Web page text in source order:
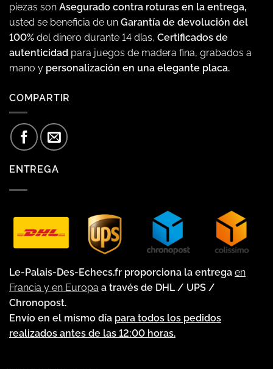
piezas son Asegurado contra roturas en la entrega,
usted se beneficia de un Garantía de devolución del
100% del dinero durante 14 días, Certificados de
autenticidad para juegos de madera fina, grabados a
mano y personalización en una elegante placa.
COMPARTIR
ENTREGA
Le-Palais-Des-Echecs.fr proporciona la entrega en
Francia y en Europa a través de DHL / UPS /
Chronopost.
Envío en el mismo día para todos los pedidos
realizados antes de las 12:00 horas.